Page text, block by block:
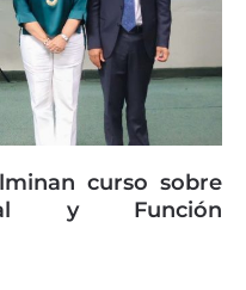
curso sobre
y Función